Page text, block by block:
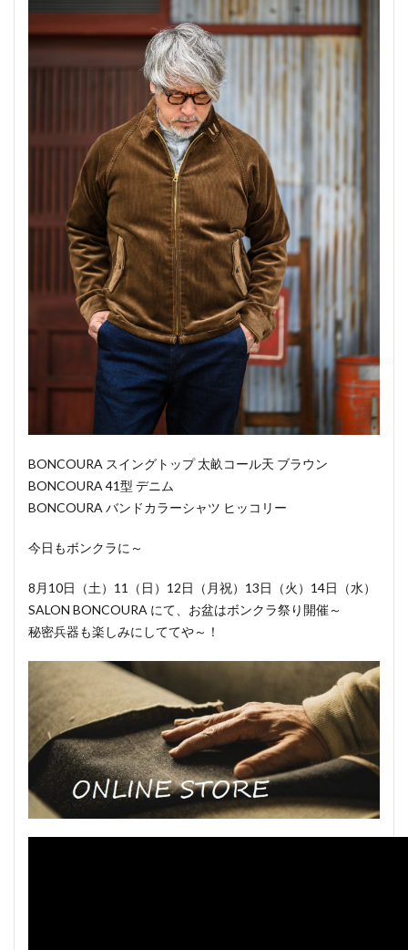
BONCOURA スイングトップ 太畝コール天 ブラウン
BONCOURA 41型 デニム
BONCOURA バンドカラーシャツ ヒッコリー
今日もボンクラに～
8月10日（土）11（日）12日（月祝）13日（火）14日（水）
SALON BONCOURA にて、お盆はボンクラ祭り開催～
秘密兵器も楽しみにしててや～！